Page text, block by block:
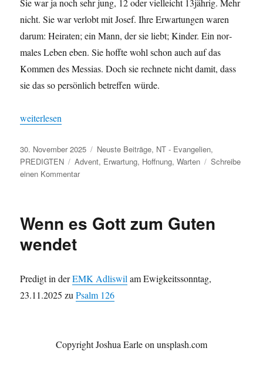
Sie war ja noch sehr jung, 12 oder vielle­icht 13jährig. Mehr
nicht. Sie war ver­lobt mit Josef. Ihre Erwartun­gen waren
darum: Heirat­en; ein Mann, der sie liebt; Kinder. Ein nor­
males Leben eben. Sie hoffte wohl schon auch auf das
Kom­men des Mes­sias. Doch sie rech­nete nicht damit, dass
sie das so per­sön­lich betr­e­f­fen würde.
„In Erwartung“
weit­er­lesen
Veröffentlicht
am
30. November 2025 Kategorien
Neuste Beiträge, NT - Evangelien,
PREDIGTEN
Schlagwörter
Advent, Erwartung, Hoffnung,Warten
Schreibe
einen Kommentarzu
Wenn es Gott zum Guten
wendet
Predigt in derEMK Adliswilam Ewigkeitsson­ntag,
23.11.2025 zuPsalm 126
Copy­right Joshua Ear­le on unsplash.com